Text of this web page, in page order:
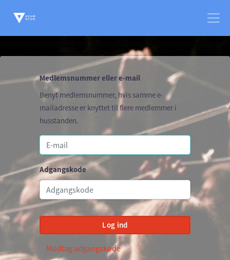
Medlemsnummer eller e-mail
Benyt medlemsnummer, hvis samme e-
mailadresse er knyttet til flere medlemmer i
husstanden.
Adgangskode
Log ind
Modtag adgangskode